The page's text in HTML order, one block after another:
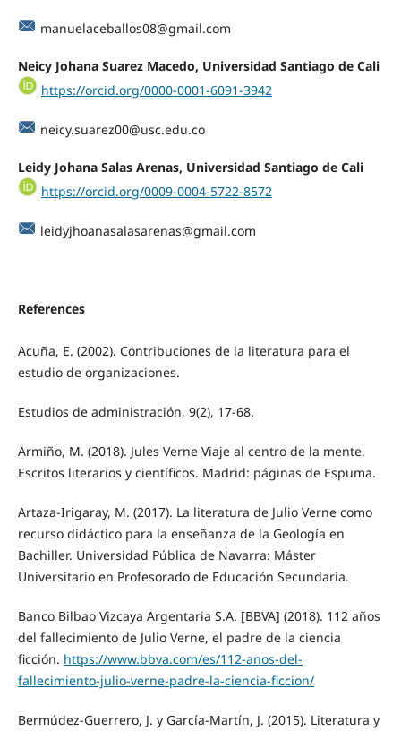
manuelaceballos08@gmail.com
Neicy Johana Suarez Macedo, Universidad Santiago de Cali
https://orcid.org/0000-0001-6091-3942
neicy.suarez00@usc.edu.co
Leidy Johana Salas Arenas, Universidad Santiago de Cali
https://orcid.org/0009-0004-5722-8572
leidyjhoanasalasarenas@gmail.com
References
Acuña, E. (2002). Contribuciones de la literatura para el
estudio de organizaciones.
Estudios de administración, 9(2), 17-68.
Armiño, M. (2018). Jules Verne Viaje al centro de la mente.
Escritos literarios y científicos. Madrid: páginas de Espuma.
Artaza-Irigaray, M. (2017). La literatura de Julio Verne como
recurso didáctico para la enseñanza de la Geología en
Bachiller. Universidad Pública de Navarra: Máster
Universitario en Profesorado de Educación Secundaria.
Banco Bilbao Vizcaya Argentaria S.A. [BBVA] (2018). 112 años
del fallecimiento de Julio Verne, el padre de la ciencia
ficción. https://www.bbva.com/es/112-anos-del-
fallecimiento-julio-verne-padre-la-ciencia-ficcion/
Bermúdez-Guerrero, J. y García-Martín, J. (2015). Literatura y